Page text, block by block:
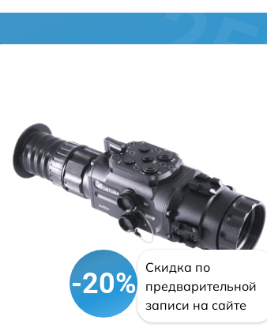
-20%
Скидка по
предварительной
записи на сайте